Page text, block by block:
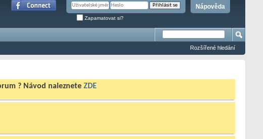
Nápověda
Zapamatovat si?
Rozšířené hledání
? Návod naleznete ZDE